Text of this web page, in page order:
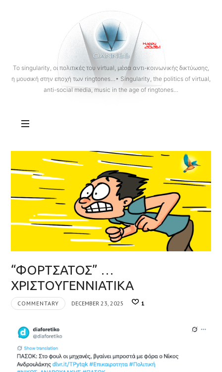
OANNES
To singularity, οι πολιτικές του virtual, μέσα αντι-κοινωνικής δικτύωσης,
η μουσική στην εποχή των ringtones…• Singularity, the politics of virtual,
anti-social media, music in the age of ringtones…
“ΦΟΡΤΣΑΤΟΣ” …
ΧΡΙΣΤΟΥΓΕΝΝΙΑΤΙΚΑ
COMMENTARY DECEMBER 23, 2025 1